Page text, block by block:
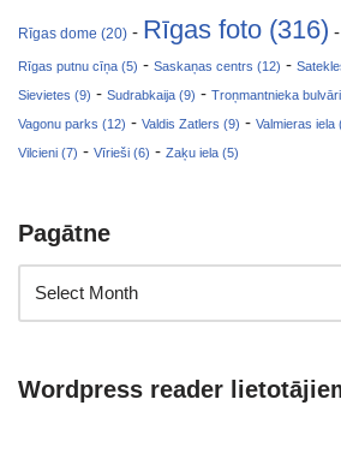
Rīgas dome (20) - Rīgas foto (316) -
Rīgas putnu cīņa (5) - Saskaņas centrs (12) -
Sievietes (9) - Sudrabkaija (9) - Troņmantnieka
Vagonu parks (12) - Valdis Zatlers (9) - Valmieras iela
Vilcieni (7) - Vīrieši (6) - Zaķu iela (5)
Pagātne
Wordpress reader